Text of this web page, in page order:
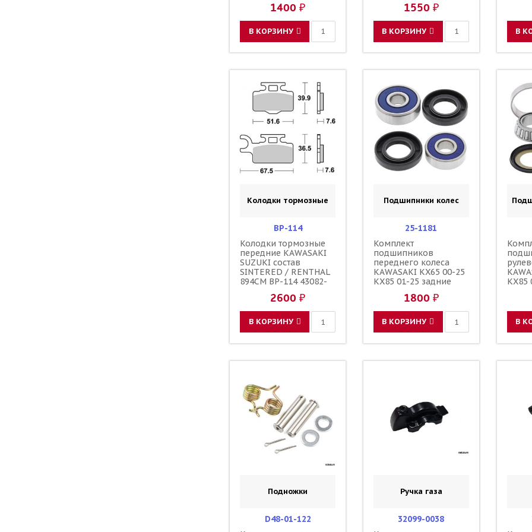
1400 ₽
В КОРЗИНУ
1550 ₽
В КОРЗИНУ
1205
В
Колодки тормозные
BP-114
Колодки тормозные
передние KAWASAKI
SUZUKI состав
SINTERED / RENTHAL
894CM BP-114 43082-
K4308-20096
2600 ₽
В КОРЗИНУ
Подшипники колес
25-1181
Комплект
подшипников
переднего колеса
KAWASAKI KX65 00-25
KX85 01-25 задние
+ сальники / ALL
BALLS 601B6301UU
92045-1062 92049-1257
1800 ₽
В КОРЗИНУ
KX85
/ ALL
В
Подножки
D48-01-122
Ручка газа
32099-0038